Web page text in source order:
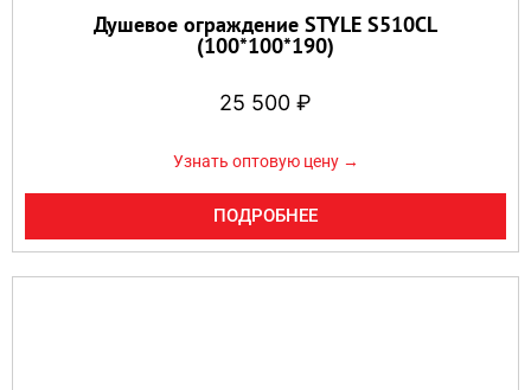
Душевое ограждение STYLE S510CL
(100*100*190)
25 500 ₽
Узнать оптовую цену →
ПОДРОБНЕЕ